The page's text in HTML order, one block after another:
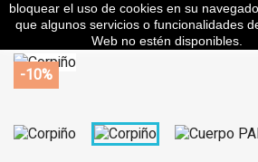
-10%
bloquear el uso de cookies en su
que algunos servicios o funcionalidades
Web no estén disponibles.